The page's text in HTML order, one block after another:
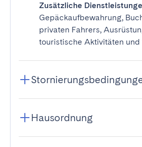
Zusätzliche
Gepäckaufbewahrung,
privaten Fahrers,
touristische Aktivitäten und
Hausordnung